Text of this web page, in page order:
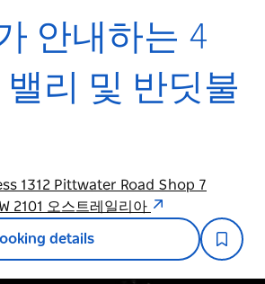
안내하는 4
밸리 및 반딧불
1312 Pittwater Road Shop 7
2101 오스트레일리아
details